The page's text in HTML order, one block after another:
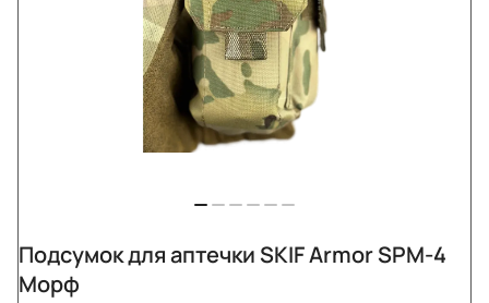
Подсумок для аптечки SKIF Armor SPM-4
Морф